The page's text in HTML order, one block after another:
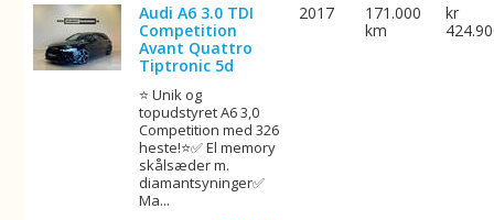
Audi A6 3.0 TDI
Competition
Avant Quattro
Tiptronic 5d
⭐ Unik og
topudstyret A6 3,0
Competition med 326
heste!⭐✅ El memory
skålsæder m.
diamantsyninger✅
Ma...
2017
171.000
km
kr